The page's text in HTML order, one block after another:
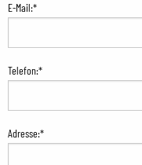
E-Mail:*
Telefon:*
Adresse:*